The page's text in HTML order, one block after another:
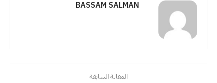
BASSAM SALMAN
المقالة السابقة